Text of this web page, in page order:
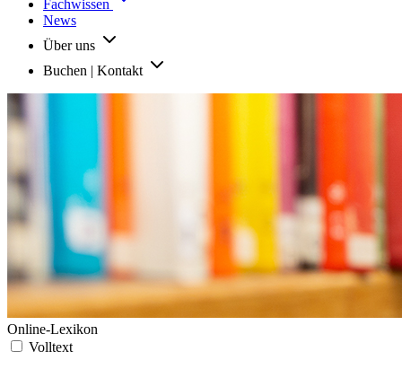
Fachwissen
News
Über uns
Buchen | Kontakt
Online-Lexikon
Volltext